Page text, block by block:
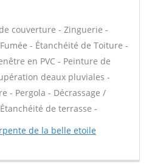
couverture - Zinguerie -
- Étanchéité de Toiture -
en PVC - Peinture de
deaux pluviales -
- Pergola - Décrassage /
de terrasse -
de la belle etoile